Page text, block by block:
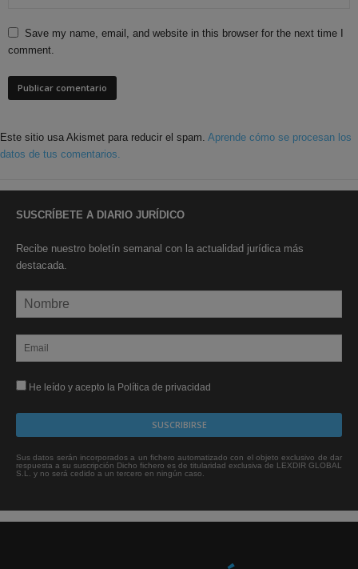
Save my name, email, and website in this browser for the next time I
comment.
Este sitio usa Akismet para reducir el spam. Aprende cómo se procesan los
datos de tus comentarios.
SUSCRÍBETE A DIARIO JURÍDICO
Recibe nuestro boletín semanal con la actualidad jurídica más
destacada.
He leído y acepto la Política de privacidad
Sus datos serán incorporados a un fichero automatizado con el objeto exclusivo de dar
respuesta a su suscripción Dicho fichero es de titularidad exclusiva de LEXDIR GLOBAL
S.L. y no será cedido a un tercero en ningún caso.